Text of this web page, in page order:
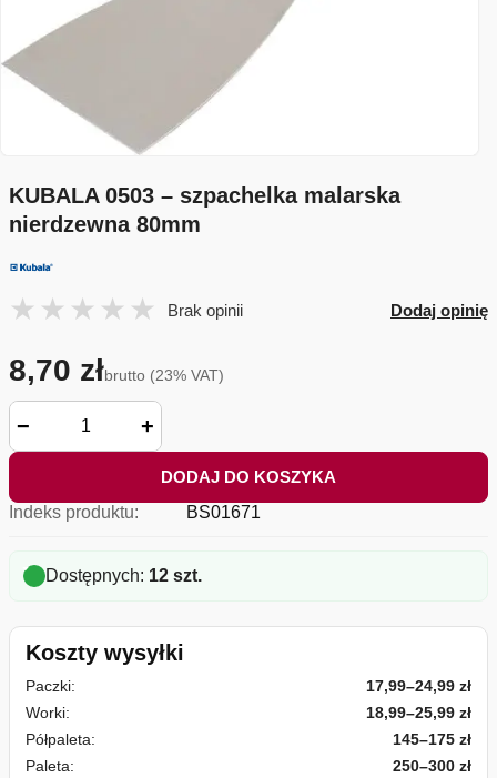
KUBALA 0503 – szpachelka malarska
nierdzewna 80mm
Brak opinii Dodaj opinię
8,70 złbrutto (23% VAT)
− +
DODAJ DO KOSZYKA
Indeks produktu:
BS01671
Dostępnych: 12 szt.
Koszty wysyłki
Paczki:
17,99–24,99 zł
Worki:
18,99–25,99 zł
Półpaleta:
145–175 zł
Paleta:
250–300 zł